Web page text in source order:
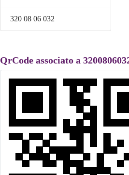
320 08 06 032
QrCode associato a